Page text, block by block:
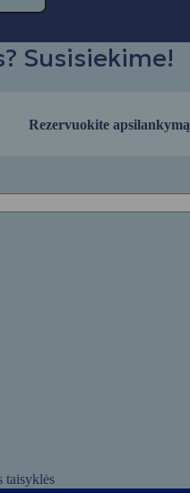
Susisiekime!
Rezervuokite apsilankymą
taisyklės